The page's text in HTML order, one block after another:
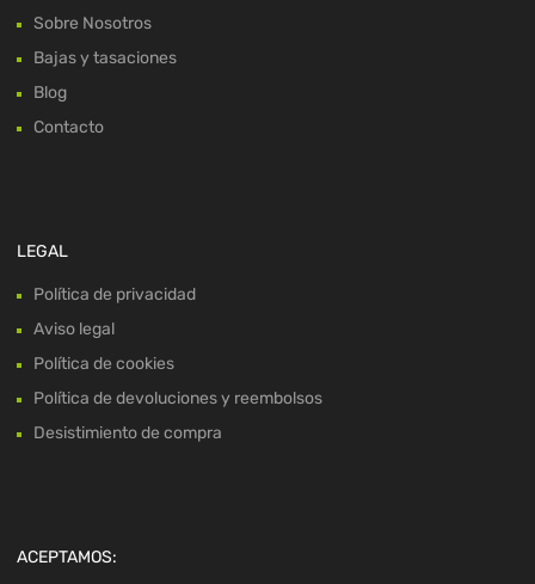
Sobre Nosotros
Bajas y tasaciones
Blog
Contacto
LEGAL
Política de privacidad
Aviso legal
Política de cookies
Política de devoluciones y reembolsos
Desistimiento de compra
ACEPTAMOS: